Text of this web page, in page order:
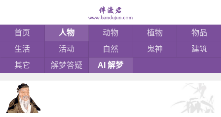
首页 人物 动物 植物
物品
生活
活动 自然 鬼神
建筑
其它
解梦答疑 AI 解梦